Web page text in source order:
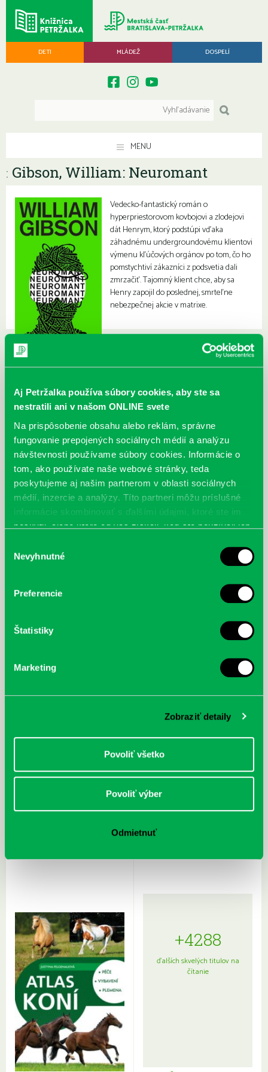
Aj Petržalka používa súbory cookies, aby ste sa
nestratili ani v našom ONLINE svete
Na prispôsobenie obsahu alebo reklám, správne
fungovanie prepojených sociálnych médií a analýzu
návštevnosti používame súbory cookies. Informácie o
tom, ako používate naše webové stránky, teda
poskytujeme aj našim partnerom v oblasti sociálnych
médií, inzercie a analýzy. Títo partneri môžu príslušné
informácie skombinovať s ďalšími údajmi, ktoré ste im
poskytli, alebo ktoré od vás získali, keď ste používali ich
súhlasu
Nevyhnutné
Preferencie
Štatistiky
Marketing
Zobraziť detaily
Povoliť všetko
Povoliť výber
Odmietnuť
DETI MLÁDEŽ DOSPELÍ
MENU
: Gibson, William: Neuromant
Vedecko-fantastický román o
hyperpriestorovom kovbojovi a zlodejovi
dát Henrym, ktorý podstúpi vďaka
záhadnému undergroundovému klientovi
výmenu kľúčových orgánov po tom, čo ho
pomstychtiví zákazníci z podsvetia dali
zmrzačiť. Tajomný klient chce, aby sa
Henry zapojil do poslednej, smrteľne
nebezpečnej akcie v matrixe.
cyklistu modernej doby:
nezastaviteľný
Sprievodca po hviezdnej oblohe
kompletný sprievodca
+4288
ďalších skvelých titulov na
čítanie